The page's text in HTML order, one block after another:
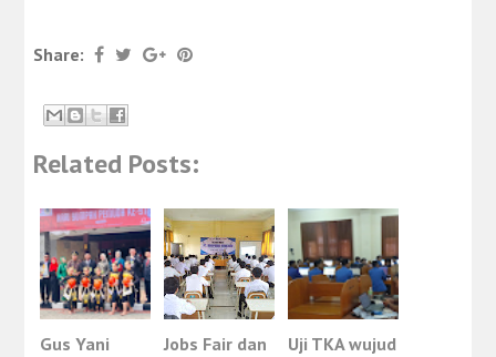
Share:
Related Posts:
Gus Yani
Jobs Fair dan
Uji TKA wujud